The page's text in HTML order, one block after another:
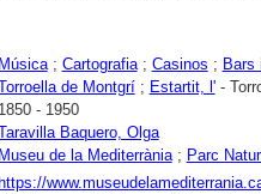
Música; Cartografia; Casinos ; Bars
de Montgrí; Estartit, l'-
1850 - 1950
Baquero, Olga
Museu de la Mediterrània; Parc
https://